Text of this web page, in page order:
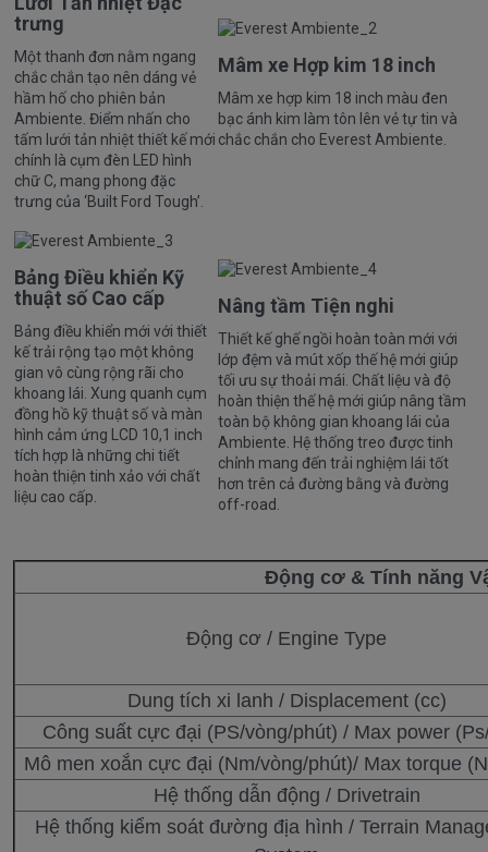
trưng
Một thanh đơn nằm ngang
chắc chắn tạo nên dáng vẻ
hầm hố cho phiên bản
Ambiente. Điểm nhấn cho
tấm lưới tản nhiệt thiết kế mới
chính là cụm đèn LED hình
chữ C, mang phong đặc
trưng của ‘Built Ford Tough’.
Mâm xe Hợp kim 18 inch
Mâm xe hợp kim 18 inch màu đen
bạc ánh kim làm tôn lên vẻ tự tin và
chắc chắn cho Everest Ambiente.
Bảng Điều khiển Kỹ
thuật số Cao cấp
Bảng điều khiển mới với thiết
kế trải rộng tạo một không
gian vô cùng rộng rãi cho
khoang lái. Xung quanh cụm
đồng hồ kỹ thuật số và màn
hình cảm ứng LCD 10,1 inch
tích hợp là những chi tiết
hoàn thiện tinh xảo với chất
liệu cao cấp.
Nâng tầm Tiện nghi
Thiết kế ghế ngồi hoàn toàn mới với
lớp đệm và mút xốp thế hệ mới giúp
tối ưu sự thoải mái. Chất liệu và độ
hoàn thiện thế hệ mới giúp nâng tầm
toàn bộ không gian khoang lái của
Ambiente. Hệ thống treo được tinh
chỉnh mang đến trải nghiệm lái tốt
hơn trên cả đường bằng và đường
off-road.
Động cơ & Tính năng
Động cơ / Engine Type
Dung tích xi lanh / Displacement (cc)
Công suất cực đại (PS/vòng/phút) / Max power
Mô men xoắn cực đại (Nm/vòng/phút)/ Max torque
Hệ thống dẫn động / Drivetrain
Hệ thống kiểm soát đường địa hình / Terrain